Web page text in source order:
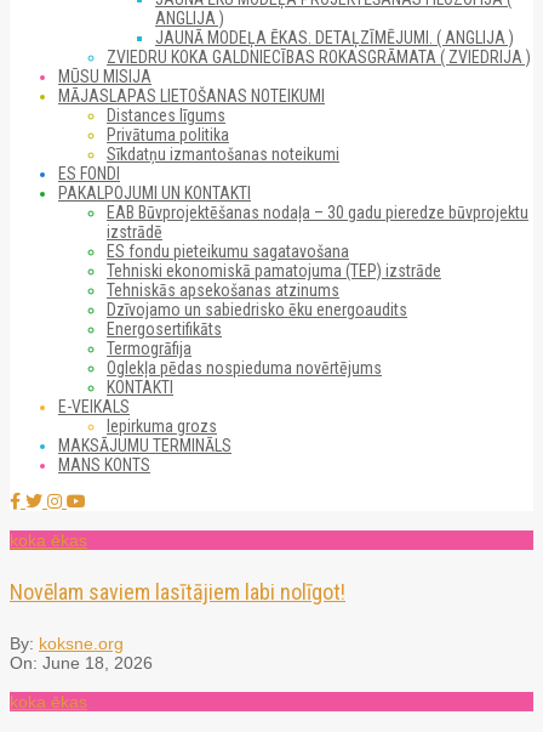
ANGLIJA )
JAUNĀ MODEĻA ĒKAS. DETAĻZĪMĒJUMI. ( ANGLIJA )
ZVIEDRU KOKA GALDNIECĪBAS ROKASGRĀMATA ( ZVIEDRIJA )
MŪSU MISIJA
MĀJASLAPAS LIETOŠANAS NOTEIKUMI
Distances līgums
Privātuma politika
Sīkdatņu izmantošanas noteikumi
ES FONDI
PAKALPOJUMI UN KONTAKTI
EAB Būvprojektēšanas nodaļa – 30 gadu pieredze būvprojektu
izstrādē
ES fondu pieteikumu sagatavošana
Tehniski ekonomiskā pamatojuma (TEP) izstrāde
Tehniskās apsekošanas atzinums
Dzīvojamo un sabiedrisko ēku energoaudits
Energosertifikāts
Termogrāfija
Oglekļa pēdas nospieduma novērtējums
KONTAKTI
E-VEIKALS
Iepirkuma grozs
MAKSĀJUMU TERMINĀLS
MANS KONTS
koka ēkas
Novēlam saviem lasītājiem labi nolīgot!
By: koksne.org
On: June 18, 2026
koka ēkas